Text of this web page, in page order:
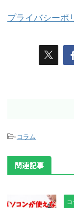
プライバシーポ
-コラム
関連記事
コ